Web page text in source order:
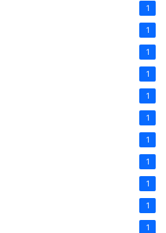
1
1
1
1
1
1
1
1
1
1
1